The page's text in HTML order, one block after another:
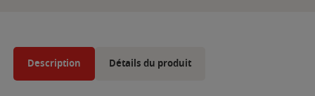
Description Détails du produit